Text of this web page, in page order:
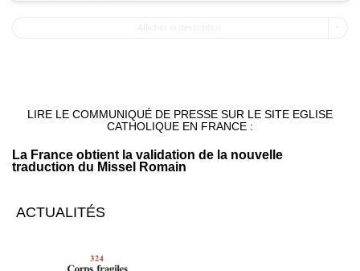
LIRE LE COMMUNIQUÉ DE PRESSE SUR LE SITE EGLISE
CATHOLIQUE EN FRANCE :
La France obtient la validation de la nouvelle
traduction du Missel Romain
ACTUALITÉS